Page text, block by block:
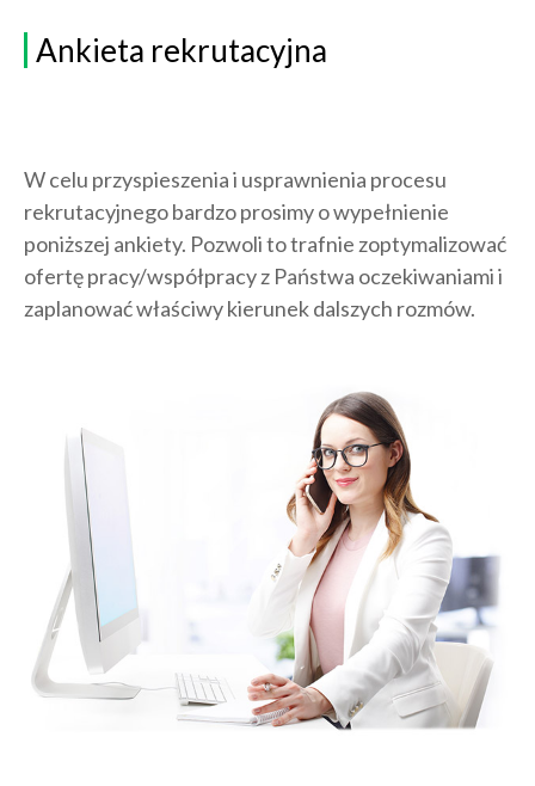
Ankieta rekrutacyjna
W celu przyspieszenia i usprawnienia procesu
rekrutacyjnego bardzo prosimy o wypełnienie
poniższej ankiety. Pozwoli to trafnie zoptymalizować
ofertę pracy/współpracy z Państwa oczekiwaniami i
zaplanować właściwy kierunek dalszych rozmów.